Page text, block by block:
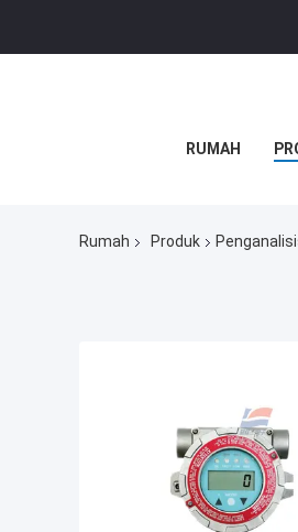
RUMAH
Rumah Produk